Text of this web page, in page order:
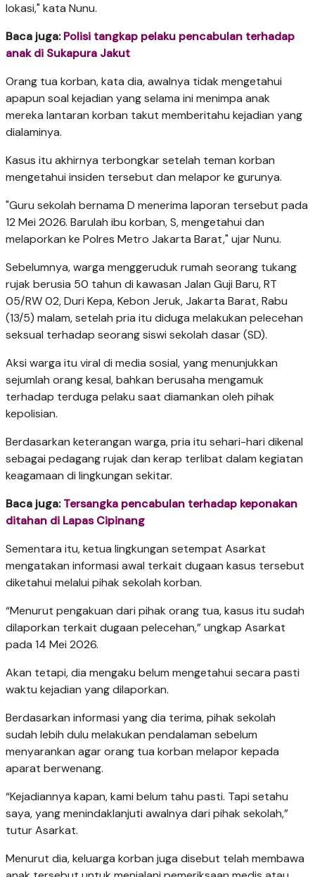
lokasi," kata Nunu.
Baca juga:Polisi tangkap pelaku pencabulan terhadap
anak di Sukapura Jakut
Orang tua korban, kata dia, awalnya tidak mengetahui
apapun soal kejadian yang selama ini menimpa anak
mereka lantaran korban takut memberitahu kejadian yang
dialaminya.
Kasus itu akhirnya terbongkar setelah teman korban
mengetahui insiden tersebut dan melapor ke gurunya.
"Guru sekolah bernama D menerima laporan tersebut pada
12 Mei 2026. Barulah ibu korban, S, mengetahui dan
melaporkan ke Polres Metro Jakarta Barat," ujar Nunu.
Sebelumnya, warga menggeruduk rumah seorang tukang
rujak berusia 50 tahun di kawasan Jalan Guji Baru, RT
05/RW 02, Duri Kepa, Kebon Jeruk, Jakarta Barat, Rabu
(13/5) malam, setelah pria itu diduga melakukan pelecehan
seksual terhadap seorang siswi sekolah dasar (SD).
Aksi warga itu viral di media sosial, yang menunjukkan
sejumlah orang kesal, bahkan berusaha mengamuk
terhadap terduga pelaku saat diamankan oleh pihak
kepolisian.
Berdasarkan keterangan warga, pria itu sehari-hari dikenal
sebagai pedagang rujak dan kerap terlibat dalam kegiatan
keagamaan di lingkungan sekitar.
Baca juga:Tersangka pencabulan terhadap keponakan
ditahan di Lapas Cipinang
Sementara itu, ketua lingkungan setempat Asarkat
mengatakan informasi awal terkait dugaan kasus tersebut
diketahui melalui pihak sekolah korban.
“Menurut pengakuan dari pihak orang tua, kasus itu sudah
dilaporkan terkait dugaan pelecehan,” ungkap Asarkat
pada 14 Mei 2026.
Akan tetapi, dia mengaku belum mengetahui secara pasti
waktu kejadian yang dilaporkan.
Berdasarkan informasi yang dia terima, pihak sekolah
sudah lebih dulu melakukan pendalaman sebelum
menyarankan agar orang tua korban melapor kepada
aparat berwenang.
“Kejadiannya kapan, kami belum tahu pasti. Tapi setahu
saya, yang menindaklanjuti awalnya dari pihak sekolah,”
tutur Asarkat.
Menurut dia, keluarga korban juga disebut telah membawa